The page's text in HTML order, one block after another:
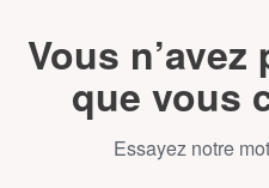
Vous
que vous
Essayez notre